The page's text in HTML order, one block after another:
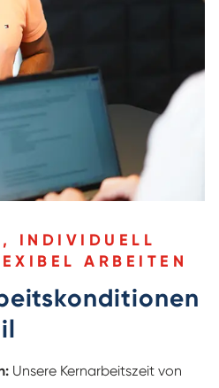
INDIVIDUELL
ARBEITEN
Unsere Kernarbeitszeit von